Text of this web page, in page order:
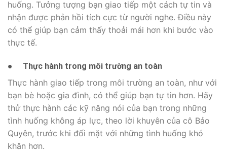
huống. Tưởng tượng bạn giao tiếp một cách tự tin và
nhận được phản hồi tích cực từ người nghe. Điều này
có thể giúp bạn cảm thấy thoải mái hơn khi bước vào
thực tế.
● Thực hành trong môi trường an toàn
Thực hành giao tiếp trong môi trường an toàn, như với
bạn bè hoặc gia đình, có thể giúp bạn tự tin hơn. Hãy
thử thực hành các kỹ năng nói của bạn trong những
tình huống không áp lực, theo lời khuyên của cô Bảo
Quyên, trước khi đối mặt với những tình huống khó
khăn hơn.